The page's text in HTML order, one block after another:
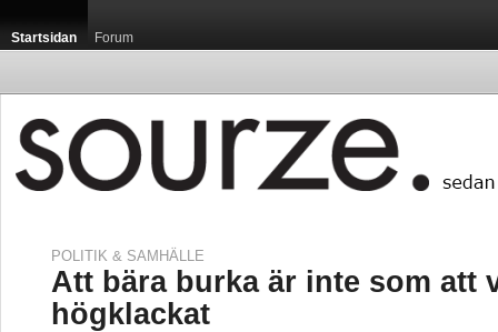
Startsidan Forum
POLITIK & SAMHÄLLE
Att bära burka är inte som att
högklackat